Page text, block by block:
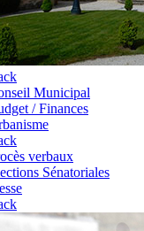
Municipal
/ Finances
verbaux
Sénatoriales